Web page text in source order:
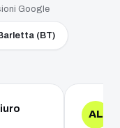
Google
(BT)
AL